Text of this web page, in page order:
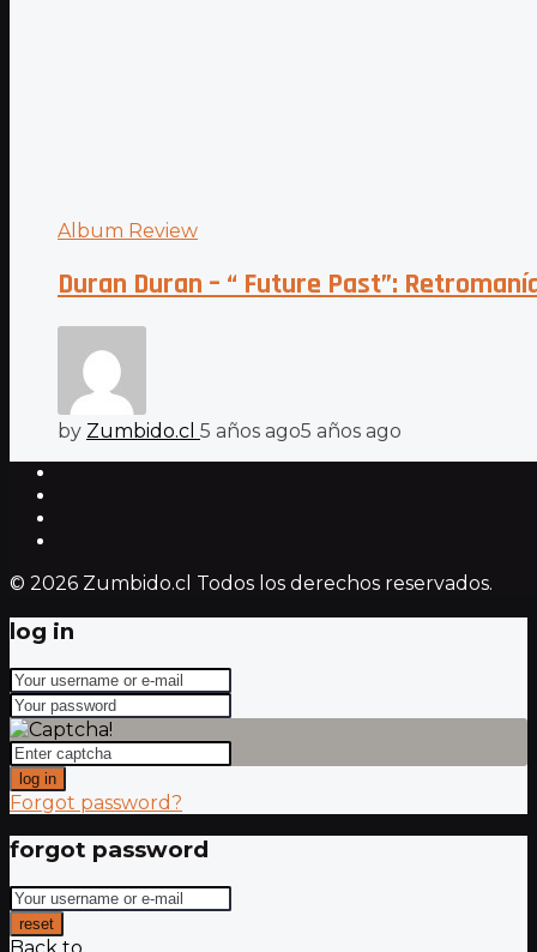
Album Review
Duran Duran – “ Future Past”:
by Zumbido.cl 5 años ago5 años ago
© 2026 Zumbido.cl Todos los derechos reservados.
log in
log in
Forgot password?
forgot password
reset